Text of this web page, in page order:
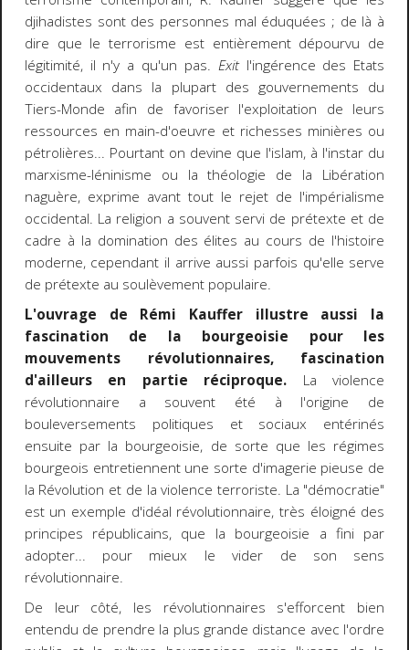
djihadistes sont des personnes mal éduquées ; de là à
dire que le terrorisme est entièrement dépourvu de
légitimité, il n'y a qu'un pas. Exitl'ingérence des Etats
occidentaux dans la plupart des gouvernements du
Tiers-Monde afin de favoriser l'exploitation de leurs
ressources en main-d'oeuvre et richesses minières ou
pétrolières... Pourtant on devine que l'islam, à l'instar du
marxisme-léninisme ou la théologie de la Libération
naguère, exprime avant tout le rejet de l'impérialisme
occidental. La religion a souvent servi de prétexte et de
cadre à la domination des élites au cours de l'histoire
moderne, cependant il arrive aussi parfois qu'elle serve
de prétexte au soulèvement populaire.
L'ouvrage de Rémi Kauffer illustre aussi la
fascination de la bourgeoisie pour les
mouvements révolutionnaires, fascination
d'ailleurs en partie réciproque. La violence
révolutionnaire a souvent été à l'origine de
bouleversements politiques et sociaux entérinés
ensuite par la bourgeoisie, de sorte que les régimes
bourgeois entretiennent une sorte d'imagerie pieuse de
la Révolution et de la violence terroriste. La "démocratie"
est un exemple d'idéal révolutionnaire, très éloigné des
principes républicains, que la bourgeoisie a fini par
adopter... pour mieux le vider de son sens
révolutionnaire.
De leur côté, les révolutionnaires s'efforcent bien
entendu de prendre la plus grande distance avec l'ordre